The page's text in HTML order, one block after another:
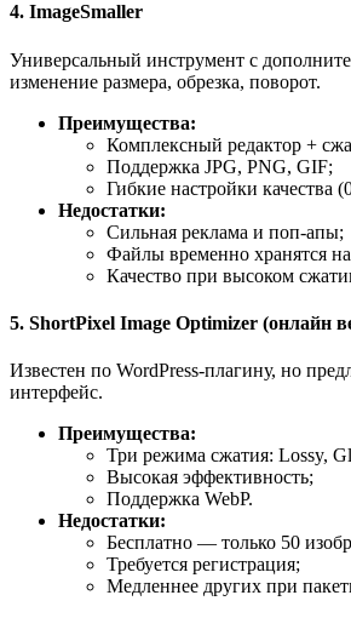
4. ImageSmaller
Универсальный инструмент с
изменение размера, обрезка, поворот.
Преимущества:
Комплексный редактор +
Поддержка JPG, PNG, GIF;
Гибкие настройки качества
Недостатки:
Сильная реклама и поп-апы;
Файлы временно хранятся на
Качество при высоком
5. ShortPixel Image Optimizer (онлайн
Известен по WordPress-плагину, но
интерфейс.
Преимущества:
Три режима сжатия: Lossy,
Высокая эффективность;
Поддержка WebP.
Недостатки:
Бесплатно — только 50
Требуется регистрация;
Медленнее других при